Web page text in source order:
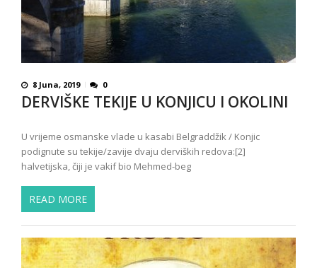
8 Juna, 2019 0
DERVIŠKE TEKIJE U KONJICU I OKOLINI
U vrijeme osmanske vlade u kasabi Belgraddžik / Konjic
podignute su tekije/zavije dvaju derviških redova:[2]
halvetijska, čiji je vakif bio Mehmed-beg
READ MORE